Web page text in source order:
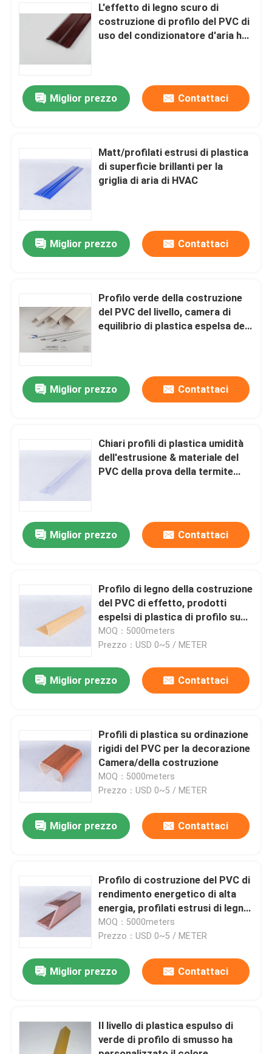
Prodotti
Video
Su di noi
Controllo della qualità
Contattaci
Notizie
Profili dell'estrusione del PVC
L'effetto di legno scuro di
costruzione di profilo del PVC di
uso del condizionatore d'aria ha
Miglior prezzo Contattaci
Matt/profilati estrusi di plastica
di superficie brillanti per la
griglia di aria di HVAC
Miglior prezzo Contattaci
Profilo verde della costruzione
del PVC del livello, camera di
equilibrio di plastica espelsa del
Miglior prezzo Contattaci
Chiari profili di plastica umidità
dell'estrusione & materiale del
PVC della prova della termite
Miglior prezzo Contattaci
Profilo di legno della costruzione
del PVC di effetto, prodotti
espelsi di plastica di profilo su
ordinazione
MOQ：5000meters
Prezzo：USD 0~5 / METER
Miglior prezzo Contattaci
Profili di plastica su ordinazione
rigidi del PVC per la decorazione
Camera/della costruzione
MOQ：5000meters
Prezzo：USD 0~5 / METER
Miglior prezzo Contattaci
Profilo di costruzione del PVC di
rendimento energetico di alta
energia, profilati estrusi di legno
del PVC di effetto
MOQ：5000meters
Prezzo：USD 0~5 / METER
Miglior prezzo Contattaci
Il livello di plastica espulso di
verde di profilo di smusso ha